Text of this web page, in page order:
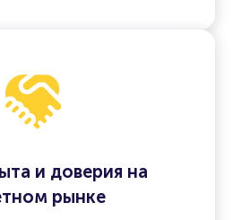
и доверия на
рынке